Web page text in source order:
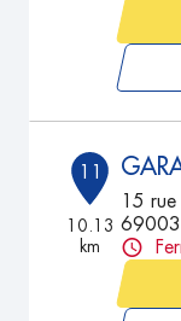
11
10.13
km
15
69003